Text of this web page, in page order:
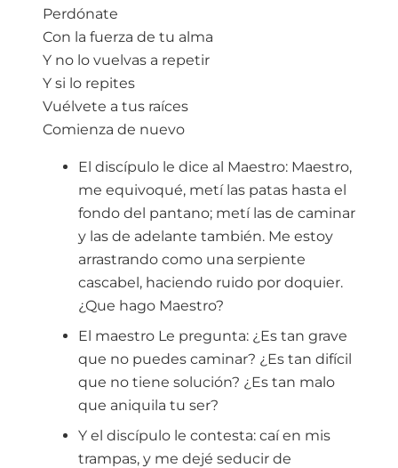
Perdónate
Con la fuerza de tu alma
Y no lo vuelvas a repetir
Y si lo repites
Vuélvete a tus raíces
Comienza de nuevo
El discípulo le dice al Maestro: Maestro,
me equivoqué, metí las patas hasta el
fondo del pantano; metí las de caminar
y las de adelante también. Me estoy
arrastrando como una serpiente
cascabel, haciendo ruido por doquier.
¿Que hago Maestro?
El maestro Le pregunta: ¿Es tan grave
que no puedes caminar? ¿Es tan difícil
que no tiene solución? ¿Es tan malo
que aniquila tu ser?
Y el discípulo le contesta: caí en mis
trampas, y me dejé seducir de